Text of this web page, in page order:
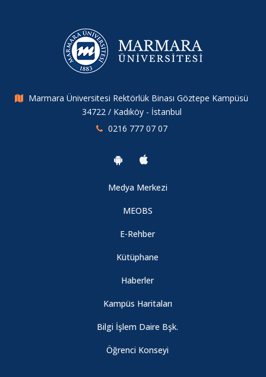
Marmara Üniversitesi Rektörlük Binası Göztepe Kampüsü
34722 / Kadıköy - İstanbul
0216 777 07 07
Medya Merkezi
MEOBS
E-Rehber
Kütüphane
Haberler
Kampüs Haritaları
Bilgi İşlem Daire Bşk.
Öğrenci Konseyi